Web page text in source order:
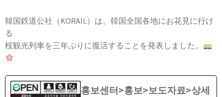
韓国鉄道公社（KORAIL）は、韓国全国各地にお花見に行け
る
桜観光列車を三年ぶりに復活することを発表しました。
홍보센터>홍보>보도자료>상세